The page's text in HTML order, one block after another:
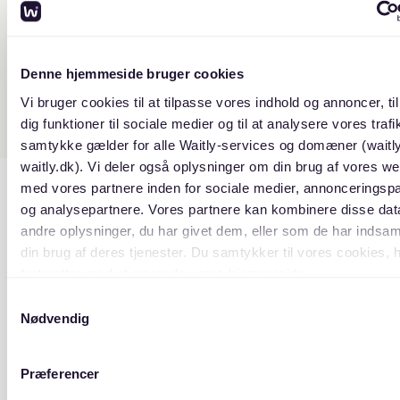
Denne hjemmeside bruger cookies
Vi bruger cookies til at tilpasse vores indhold og annoncer,
dig funktioner til sociale medier og til at analysere vores
samtykke gælder for alle Waitly-services og domæner
waitly.dk). Vi deler også oplysninger om din brug af vores
med vores partnere inden for sociale medier,
og analysepartnere. Vores partnere kan kombinere disse
andre oplysninger, du har givet dem, eller som de har
din brug af deres tjenester. Du samtykker til vores cookies,
Nødvendig
Præferencer
Derfor vil man blive bedt om at skrive en ansøgning
I ansøgningen kan det være en god idé at skrive lidt
om, hvorfor man gerne vil skrives op til den
specifikke ejendom/forening, hvor mange som vil bo
på adressen og hvor længe man har tænkt sig at bo
i boligen.